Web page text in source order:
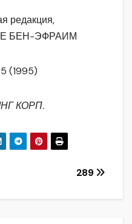
редакция,
БЕН-ЭФРАИМ
(1995)
КОРП.
289